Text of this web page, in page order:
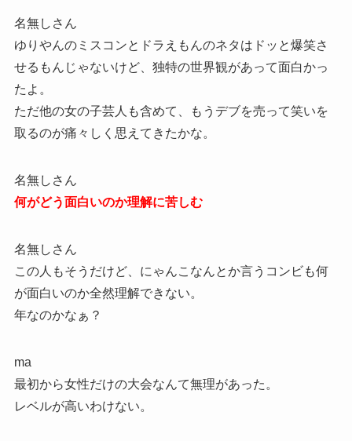
名無しさん
ゆりやんのミスコンとドラえもんのネタはドッと爆笑さ
せるもんじゃないけど、独特の世界観があって面白かっ
たよ。
ただ他の女の子芸人も含めて、もうデブを売って笑いを
取るのが痛々しく思えてきたかな。
名無しさん
何がどう面白いのか理解に苦しむ
名無しさん
この人もそうだけど、にゃんこなんとか言うコンビも何
が面白いのか全然理解できない。
年なのかなぁ？
ma
最初から女性だけの大会なんて無理があった。
レベルが高いわけない。